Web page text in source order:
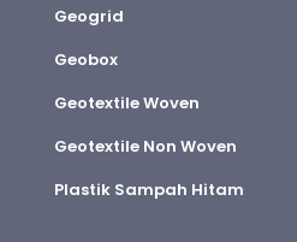
Geogrid
Geobox
Geotextile Woven
Geotextile Non Woven
Plastik Sampah Hitam